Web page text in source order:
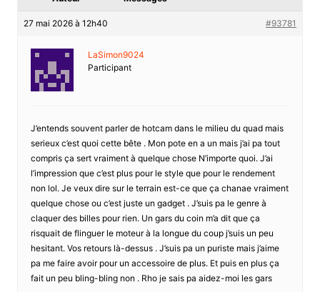
27 mai 2026 à 12h40 #93781
LaSimon9024
Participant
J’entends souvent parler de hotcam dans le milieu du quad mais
serieux c’est quoi cette bête . Mon pote en a un mais j’ai pa tout
compris ça sert vraiment à quelque chose N’importe quoi. J’ai
l’impression que c’est plus pour le style que pour le rendement
non lol. Je veux dire sur le terrain est-ce que ça chanae vraiment
quelque chose ou c’est juste un gadget . J’suis pa le genre à
claquer des billes pour rien. Un gars du coin m’a dit que ça
risquait de flinguer le moteur à la longue du coup j’suis un peu
hesitant. Vos retours là-dessus . J’suis pa un puriste mais j’aime
pa me faire avoir pour un accessoire de plus. Et puis en plus ça
fait un peu bling-bling non . Rho je sais pa aidez-moi les gars